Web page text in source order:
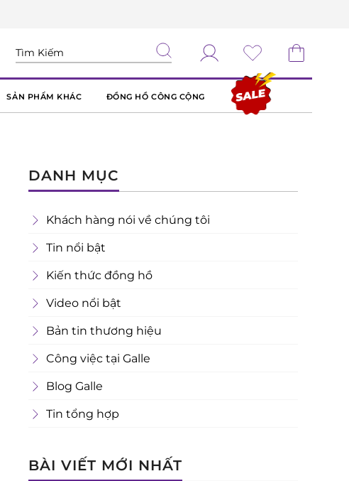
SẢN PHẨM KHÁC ĐỒNG HỒ CÔNG CỘNG
DANH MỤC
Khách hàng nói về chúng tôi
Tin nổi bật
Kiến thức đồng hồ
Video nổi bật
Bản tin thương hiệu
Công việc tại Galle
Blog Galle
Tin tổng hợp
BÀI VIẾT MỚI NHẤT